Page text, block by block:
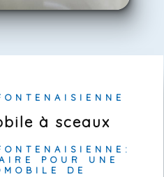
à sceaux
POUR UNE
DE